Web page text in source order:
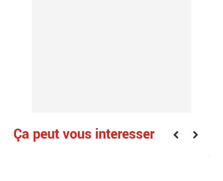
Ça peut vous interesser